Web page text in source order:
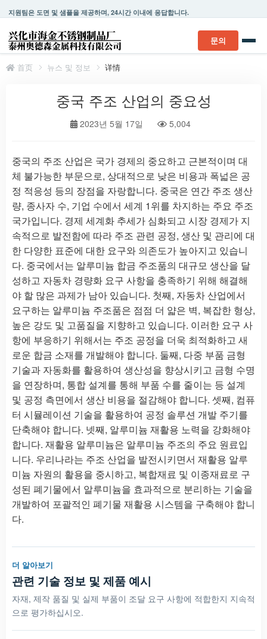
지원팀은 도면 및 샘플을 제공하며, 24시간 이내에 응답합니다.
문의
首页 뉴스 및 정보 详情
중국 주조 산업의 중요성
2023년 5월 17일 5,004
중국의 주조 산업은 국가 경제의 중요하고 근본적이며 대
체 불가능한 부문으로, 상대적으로 낮은 비용과 폭넓은 공
정 적응성 등의 장점을 자랑합니다. 중국은 연간 주조 생산
량, 종사자 수, 기업 수에서 세계 1위를 차지하는 주요 주조
국가입니다. 경제 세계화 추세가 심화되고 시장 경제가 지
속적으로 발전함에 따라 주조 관련 공정, 생산 및 관리에 대
한 다양한 표준에 대한 요구와 의존도가 높아지고 있습니
다. 중국에서는 알루미늄 합금 주조품의 대규모 생산을 달
성하고 자동차 경량화 요구 사항을 충족하기 위해 해결해
야 할 많은 과제가 남아 있습니다. 첫째, 자동차 산업에서
요구하는 알루미늄 주조품은 점점 더 얇은 벽, 복잡한 형상,
높은 강도 및 고품질을 지향하고 있습니다. 이러한 요구 사
항에 부응하기 위해서는 주조 공정을 더욱 최적화하고 새
로운 합금 소재를 개발해야 합니다. 둘째, 다중 부품 금형
기술과 자동화를 활용하여 생산성을 향상시키고 금형 수명
을 연장하며, 통합 설계를 통해 부품 수를 줄이는 등 설계
및 공정 측면에서 생산 비용을 절감해야 합니다. 셋째, 컴퓨
터 시뮬레이션 기술을 활용하여 공정 솔루션 개발 주기를
단축해야 합니다. 넷째, 알루미늄 재활용 노력을 강화해야
합니다. 재활용 알루미늄은 알루미늄 주조의 주요 원료입
니다. 우리나라는 주조 산업을 발전시키면서 재활용 알루
미늄 자원의 활용을 중시하고, 복합재료 및 이종재료로 구
성된 폐기물에서 알루미늄을 효과적으로 분리하는 기술을
개발하여 포괄적인 폐기물 재활용 시스템을 구축해야 합니
다.
더 알아보기
관련 기술 정보 및 제품 예시
자재, 제작 품질 및 실제 부품이 조달 요구 사항에 적합한지 지속적
으로 평가하십시오.